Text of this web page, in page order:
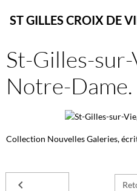
ST GILLES CROIX DE
St-Gilles-sur-
Notre-Dame.
Collection Nouvelles Galeries,